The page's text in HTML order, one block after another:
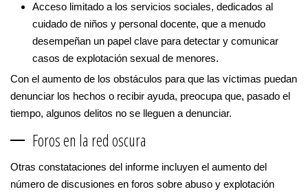
Acceso limitado a los servicios sociales, dedicados al
cuidado de niños y personal docente, que a menudo
desempeñan un papel clave para detectar y comunicar
casos de explotación sexual de menores.
Con el aumento de los obstáculos para que las víctimas puedan
denunciar los hechos o recibir ayuda, preocupa que, pasado el
tiempo, algunos delitos no se lleguen a denunciar.
Foros en la red oscura
Otras constataciones del informe incluyen el aumento del
número de discusiones en foros sobre abuso y explotación